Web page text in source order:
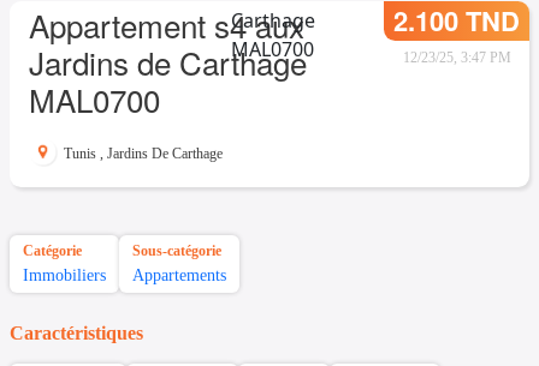
Appartement s4 aux
Jardins de Carthage
MAL0700
2.100 TND
12/23/25, 3:47 PM
Tunis , Jardins De Carthage
Catégorie
Immobiliers
Sous-catégorie
Appartements
Caractéristiques